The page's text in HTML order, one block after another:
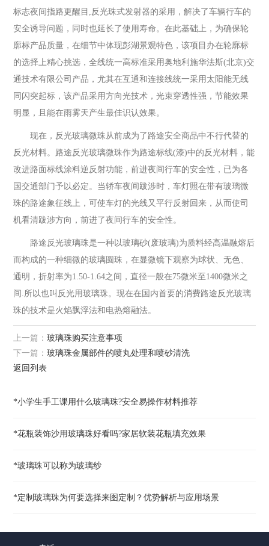
标志夜间指路更醒目,反光珠式发射器的采用，解决了车辆行车的
安全诱导问题，同时也延长了使用寿命。在此基础上，为确保轮
廓标产品质量，在细节中体现彭湖景观特色，该项目办在轮廓标
的选择上精心挑选，全线统一高标准采用奥地利施华法斯(北京)交
通技术有限公司产品，尤其在互通和连接线统一采用太阳能无线
同闪突起标，该产品采用方向光技术，光束穿透性强，节能效果
明显，且能在雨雾天产生最佳识认效果。
现在，反光玻璃微珠从前成为了路途安全商品中不行代替的
反光材料。路途反光玻璃微珠作为路途标线(漆)中的反光材料，能
改进路面标线涂料逆反射功能，前进夜间行车的安全性，已为各
国交通部门予以必定。当轿车夜间跋涉时，车灯照在带有玻璃微
珠的路途象征线上，可使车灯的光线又平行反射回来，从而使司
机看清跋涉方向，前进了夜间行车的安全性。
路途反光玻璃珠是一种以玻璃砂(废玻璃)为质料经高温融熔后
而构成的一种细微的玻璃圆珠，在显微镜下观察为球状、无色、
通明，折射率为1.50-1.64之间，直径一般在75微米至1400微米之
间.所以也叫反光用玻璃珠。现在在国内首要的消费路途反光玻璃
珠的技术是火焰飘浮法和电热熔融法。
上一篇：玻璃珠购买注意事项
返回列表
下一篇：玻璃珠金属部件的喷丸处理和喷砂清洗
*小学生手工课用什么玻璃珠?安全易操作材料推荐
*花瓶装饰沙用玻璃珠好看吗?家居软装花瓶填充效果
*玻璃珠可以称为玻璃纱
*定制玻璃珠为何要选择来图定制？优势解析与应用场景